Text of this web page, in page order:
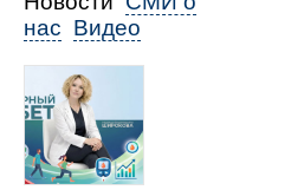
нас Видео